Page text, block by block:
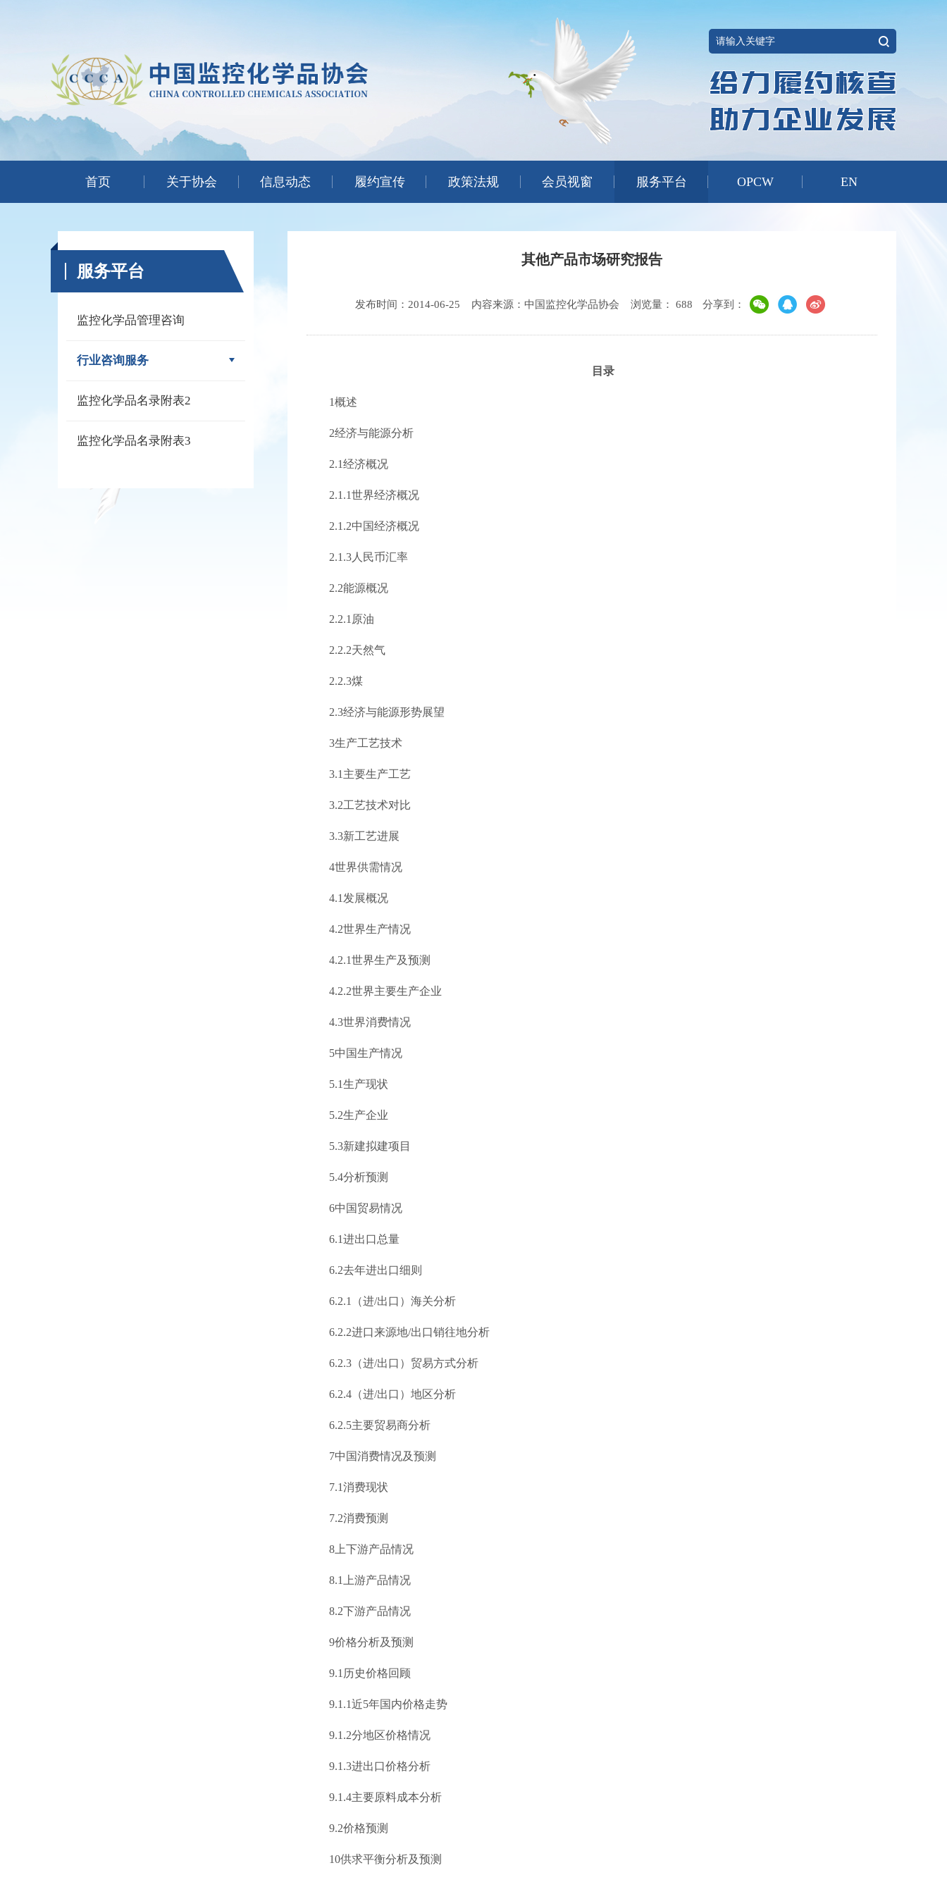
首页 关于协会 信息动态 履约宣传 政策法规 会员视窗 服务平台 OPCW EN
服务平台
监控化学品管理咨询
行业咨询服务
监控化学品名录附表2
监控化学品名录附表3
其他产品市场研究报告
发布时间：2014-06-25 内容来源：中国监控化学品协会 浏览量： 688 分享到：
目录
1概述
2经济与能源分析
2.1经济概况
2.1.1世界经济概况
2.1.2中国经济概况
2.1.3人民币汇率
2.2能源概况
2.2.1 原油
2.2.2天然气
2.2.3煤
2.3经济与能源形势展望
3生产工艺技术
3.1 主要生产工艺
3.2工艺技术对比
3.3新工艺进展
4世界供需情况
4.1 发展概况
4.2世界生产情况
4.2.1世界生产及预测
4.2.2世界主要生产企业
4.3世界消费情况
5中国生产情况
5.1生产现状
5.2生产企业
5.3新建拟建项目
5.4分析预测
6中国贸易情况
6.1进出口总量
6.2去年进出口细则
6.2.1 （进/出口）海关分析
6.2.2进口来源地/出口销往地分析
6.2.3（进/出口）贸易方式分析
6.2.4（进/出口）地区分析
6.2.5主要贸易商分析
7中国消费情况及预测
7.1消费现状
7.2消费预测
8上下游产品情况
8.1 上游产品情况
8.2下游产品情况
9价格分析及预测
9.1 历史价格回顾
9.1.1近5年国内价格走势
9.1.2分地区价格情况
9.1.3进出口价格分析
9.1.4主要原料成本分析
9.2价格预测
10供求平衡分析及预测